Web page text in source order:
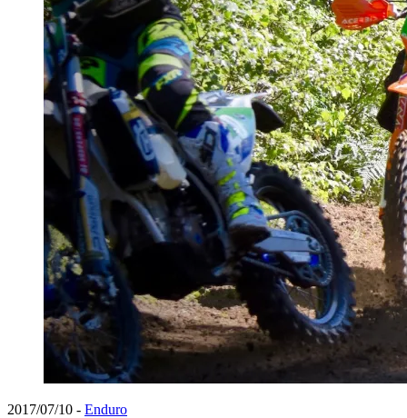
2017/07/10 - Enduro